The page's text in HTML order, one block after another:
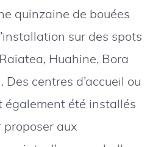
quinzaine de bouées
sur des spots
Huahine, Bora
centres d’accueil ou
également été installés
proposer aux